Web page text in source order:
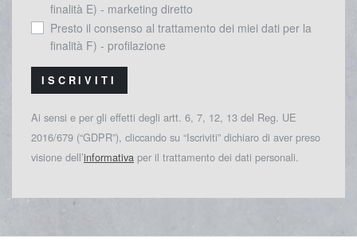
finalità E) - marketing diretto
Presto il consenso al trattamento dei miei dati per la
finalità F) - profilazione
ISCRIVITI
Ai sensi e per gli effetti degli artt. 6, 7, 12, 13 del Reg. UE
2016/679 (“GDPR”), cliccando su “Iscriviti” dichiaro di aver preso
visione dell’informativa per il trattamento dei dati personali.